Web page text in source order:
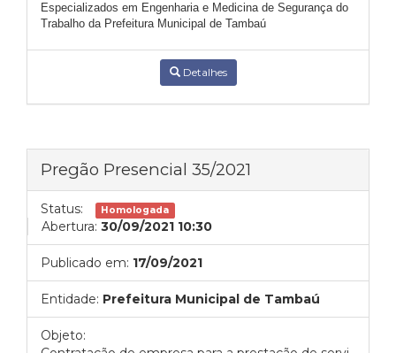
Especializados em Engenharia e Medicina de Segurança do
Trabalho da Prefeitura Municipal de Tambaú
Detalhes
Pregão Presencial 35/2021
Status: Homologada
Abertura: 30/09/2021 10:30
Publicado em: 17/09/2021
Entidade: Prefeitura Municipal de Tambaú
Objeto: